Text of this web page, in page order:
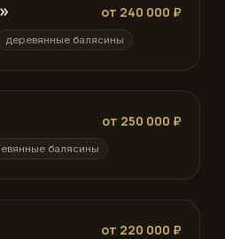
от 240 000 ₽
деревянные балясины
от 250 000 ₽
балясины
от 220 000 ₽